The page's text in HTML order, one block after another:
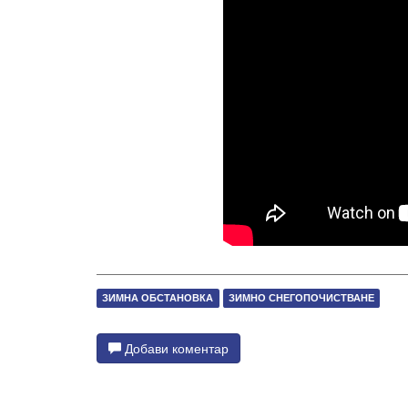
ЗИМНА ОБСТАНОВКА ЗИМНО СНЕГОПОЧИСТВАНЕ
Добави коментар